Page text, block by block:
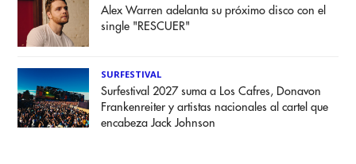
Alex Warren adelanta su próximo disco con el
single "RESCUER"
SURFESTIVAL
Surfestival 2027 suma a Los Cafres, Donavon
Frankenreiter y artistas nacionales al cartel que
encabeza Jack Johnson